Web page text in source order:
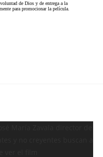
de Dios y de entrega a la
para promocionar la película.